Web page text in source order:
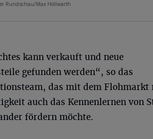
Rundschau/Max Höllwarth
kann verkauft und neue
gefunden werden“, so das
das mit dem Flohmarkt
auch das Kennenlernen von
fördern möchte.